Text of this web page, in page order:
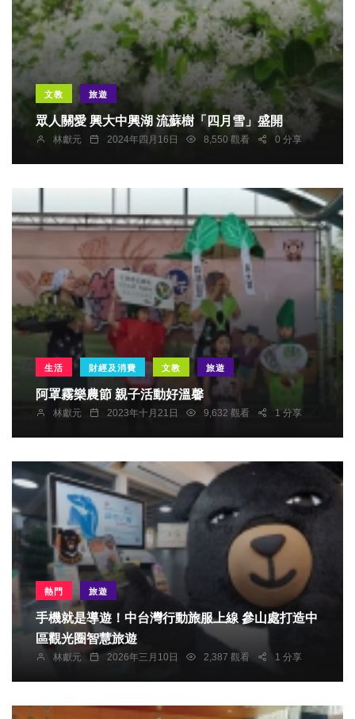
文教 旅遊
眾人關愛 興大中興湖 流蘇樹「四月雪」盛開
林獻元 2024年四月16日 8,550 觀看 0 分享
生活 財經及消費 文教 旅遊
阿罩霧樂農節 親子活動好溫馨
林獻元 2023年十月21日 9,632 觀看 1 分享
熱門 旅遊
手機就是導遊！中台灣行動旅服上線 參山處打造中
區觀光圈智慧旅遊
林獻元 2026年三月10日 2,387 觀看 1 分享